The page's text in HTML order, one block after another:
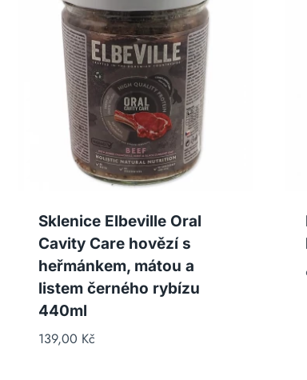
Sklenice Elbeville Oral
Cavity Care hovězí s
heřmánkem, mátou a
listem černého rybízu
440ml
139,00 Kč